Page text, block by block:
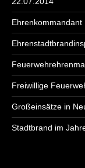
Ehrenkommandant
Freiwillige
Großeinsätze in
Stadtbrand im